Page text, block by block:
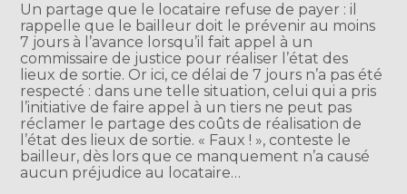
Un partage que le locataire refuse de payer : il
rappelle que le bailleur doit le prévenir au moins
7 jours à l’avance lorsqu’il fait appel à un
commissaire de justice pour réaliser l’état des
lieux de sortie. Or ici, ce délai de 7 jours n’a pas été
respecté : dans une telle situation, celui qui a pris
l’initiative de faire appel à un tiers ne peut pas
réclamer le partage des coûts de réalisation de
l’état des lieux de sortie. « Faux ! », conteste le
bailleur, dès lors que ce manquement n’a causé
aucun préjudice au locataire…